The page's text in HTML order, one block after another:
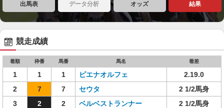
出馬表 データ分析 オッズ 結果
競走成績
着順 枠番 馬番 馬名 着差
1 1 1 ピエナオルフェ
2.19.0
2
7 7 セウタ
2 1/2馬身
3
2 2 ベルベストランナー
2 1/2馬身